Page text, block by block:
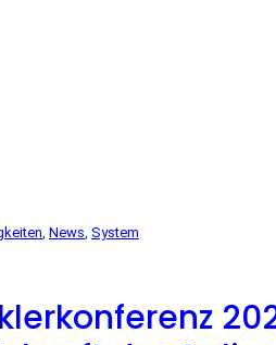
News System